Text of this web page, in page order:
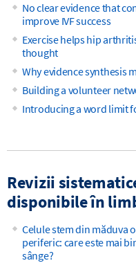
No clear evidence that
improve IVF success
Exercise helps hip
thought
Why evidence synthesis
Building a volunteer
Introducing a word limit
Revizii
disponibile în
Celule stem din măduva
periferic: care este mai
sânge?